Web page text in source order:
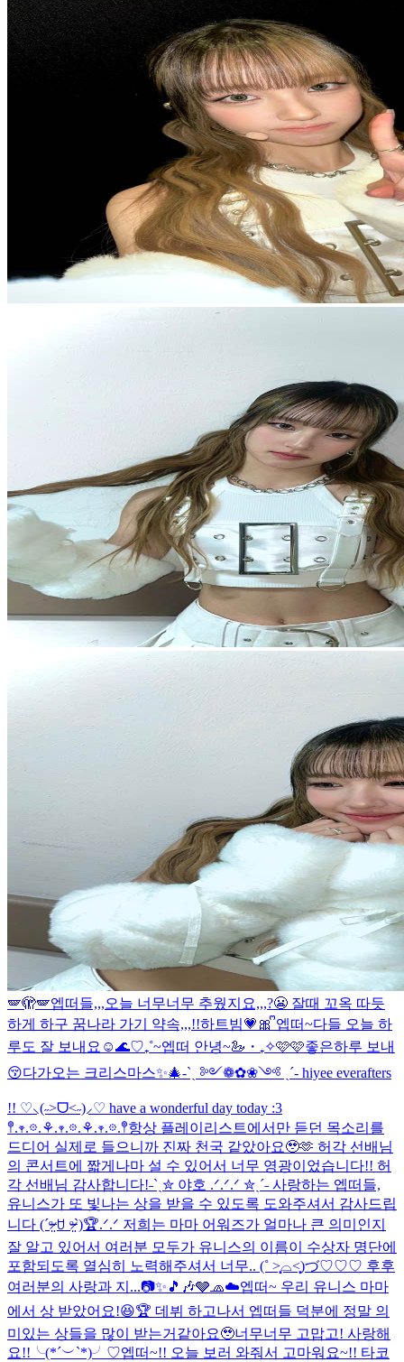
🪽🫣🪽엡떠들,,,오늘 너무너무 추웠지요,,,?😬 잘때 꼬옥 따듯
하게 하구 꿈나라 가기 약속,,,!!하트빔💗🎀 ᩚ엡떠~다들 오늘 하
루도 잘 보내요☺️🌊♡₊˚~엡떠 안녕~🦢・₊✧🩷🩷좋은하루 보내
😚다가오는 크리스마스✨🎄-ˋˏ ༻❁✿❀༺ ˎˊ- hiyee everafters
!! ♡⸜(˶˃ᗜ˂˶)⸝♡ have a wonderful day today :3
𖤣.𖥧.𖡼.⚘.𖥧.𖡼.⚘.𖥧.𖡼.𖤣항상 플레이리스트에서만 듣던 목소리를
드디어 실제로 들으니까 진짜 천국 같았아요🥹🫶 허각 선배님
의 콘서트에 짧게나마 설 수 있어서 너무 영광이었습니다!! 허
각 선배님 감사합니다!˗ˋˏ✮ 야호 .ᐟ.ᐟ.ᐟ ✮ˎˊ˗ 사랑하는 엡떠들,
유니스가 또 빛나는 상을 받을 수 있도록 도와주셔서 감사드립
니다 (ˊᵒ̴̶̷̤ ꇴ ᵒ̴̶̷̤ˋ)🏆.ᐟ.ᐟ 저희는 마마 어워즈가 얼마나 큰 의미인지
잘 알고 있어서 여러분 모두가 유니스의 이름이 수상자 명단에
포함되도록 열심히 노력해주셔서 너무.. (˚ ˃̣̣̥⌓˂̣̣̥)づ♡♡♡ 후후
여러분의 사랑과 지...📷✨🎵🎶🩶🧢☁️엡떠~ 우리 유니스 마마
에서 상 받았어요!😆🏆 데뷔 하고나서 엡떠들 덕분에 정말 의
미있는 상들을 많이 받는거같아요🥹너무너무 고맙고! 사랑해
요!!╰(*´︶`*)╯♡엡떠~!! 오늘 보러 와줘서 고마워요~!! 타코